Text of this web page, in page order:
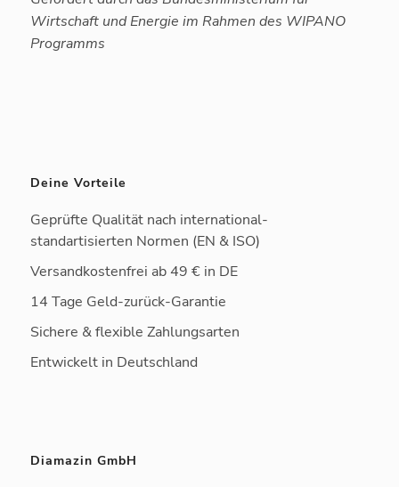
Wirtschaft und Energie im Rahmen des WIPANO
Programms
Deine Vorteile
Geprüfte Qualität nach international-
standartisierten Normen (EN & ISO)
Versandkostenfrei ab 49 € in DE
14 Tage Geld-zurück-Garantie
Sichere & flexible Zahlungsarten
Entwickelt in Deutschland
Diamazin GmbH